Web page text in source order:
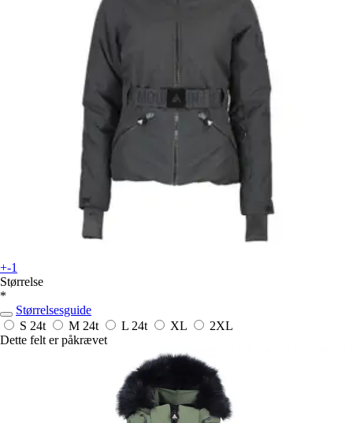
+-1
Størrelse
*
Størrelsesguide
S 24t M 24t L 24t XL
2XL
Dette felt er påkrævet